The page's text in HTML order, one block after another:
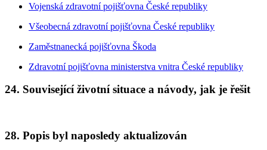
Vojenská zdravotní pojišťovna České republiky
Všeobecná zdravotní pojišťovna České republiky
Zaměstnanecká pojišťovna Škoda
Zdravotní pojišťovna ministerstva vnitra České republiky
24. Související životní situace a návody, jak je řešit
28. Popis byl naposledy aktualizován